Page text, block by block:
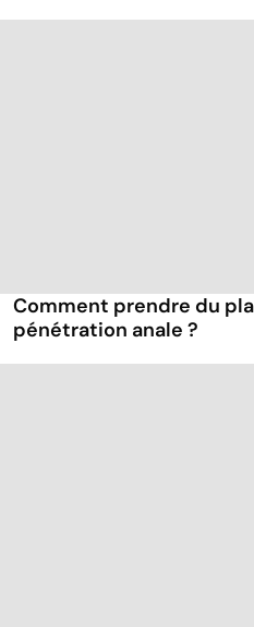
Comment prendre du
pénétration anale ?